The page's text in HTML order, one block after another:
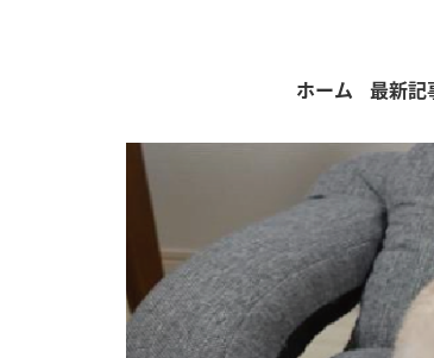
ホーム 最新記